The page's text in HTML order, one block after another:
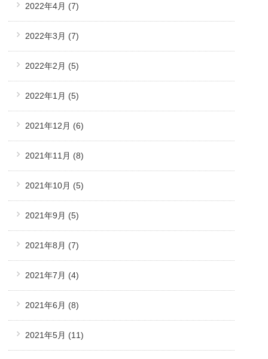
2022年4月 (7)
2022年3月 (7)
2022年2月 (5)
2022年1月 (5)
2021年12月 (6)
2021年11月 (8)
2021年10月 (5)
2021年9月 (5)
2021年8月 (7)
2021年7月 (4)
2021年6月 (8)
2021年5月 (11)